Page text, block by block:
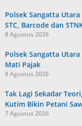
Polsek Sangatta
STC, Barcode dan
8 Agustus 2026
Polsek Sangatta Utara
Mati Pajak
8 Agustus 2026
Tak Lagi Sekadar
Kutim Bikin Petani
7 Agustus 2026